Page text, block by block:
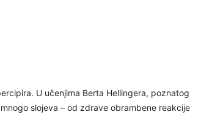
U učenjima Berta Hellingera, poznatog
slojeva – od zdrave obrambene reakcije